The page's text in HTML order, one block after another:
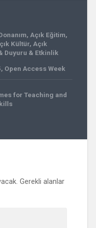
, Açık Eğitim,
Kültür, Açık
Duyuru & Etkinlik
, Open Access Week
for Teaching and
Gerekli alanlar